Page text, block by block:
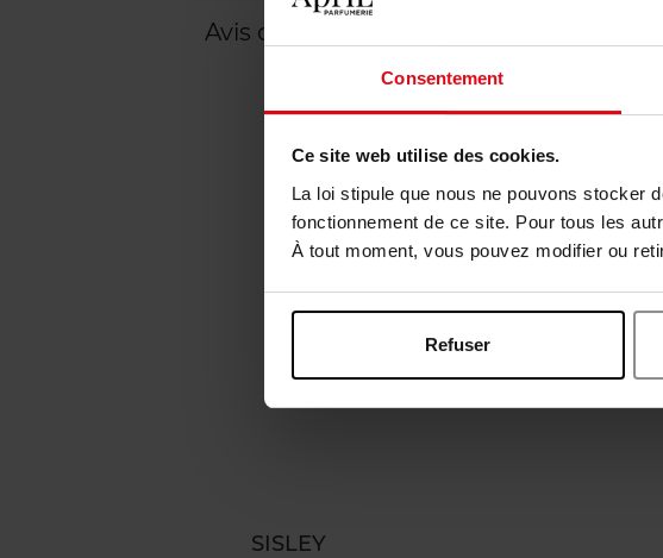
Consentement
Ce site web utilise des cookies.
La loi stipule que nous ne pouvons stocker
fonctionnement de ce site. Pour tous les
À tout moment, vous pouvez modifier ou
Refuser
Avis client
SISLEY